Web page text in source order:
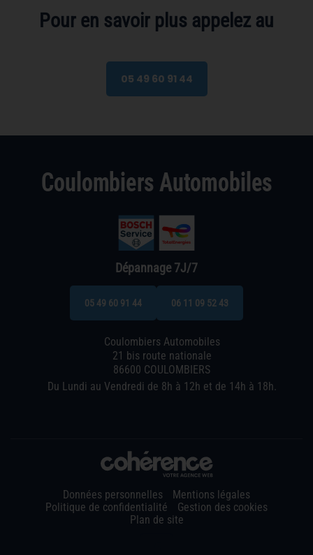
Pour en savoir plus appelez au
05 49 60 91 44
Dépannage 7J/7
05 49 60 91 44 06 11 09 52 43
Coulombiers Automobiles
21 bis route nationale
86600 COULOMBIERS
Du Lundi au Vendredi de 8h à 12h et de 14h à 18h.
Données personnelles
Mentions légales
Politique de confidentialité
Gestion des cookies
Plan de site